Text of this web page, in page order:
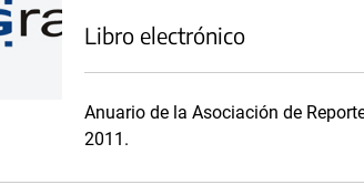
Libro electrónico
Anuario de la Asociación de
2011.